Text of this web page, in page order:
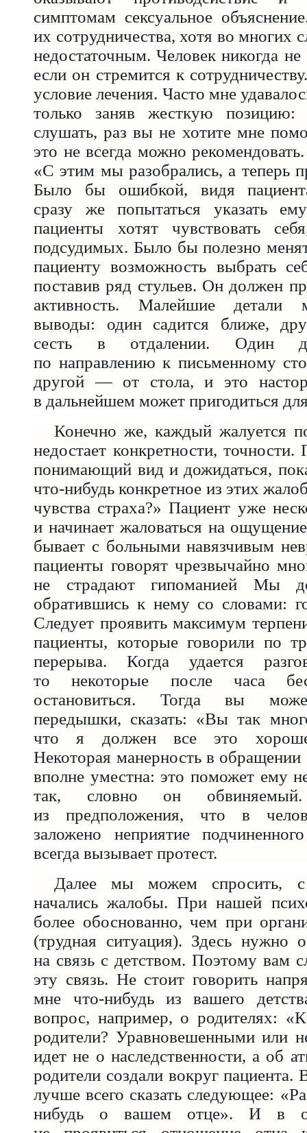
симптомам сексуальное
их сотрудничества, хотя во многих
недостаточным. Человек никогда не
если он стремится к
условие лечения. Часто мне
только заняв жесткую
слушать, раз вы не хотите мне
это не всегда можно
«С этим мы разобрались, а теперь
Было бы ошибкой, видя
сразу же попытаться указать
пациенты хотят чувствовать
подсудимых. Было бы полезно
пациенту возможность выбрать
поставив ряд стульев. Он должен
активность. Малейшие детали
выводы: один садится ближе,
сесть в отдалении. Один
по направлению к письменному
другой — от стола, и это
в дальнейшем может пригодиться
Конечно же, каждый жалуется
недостает конкретности, точности.
понимающий вид и дожидаться,
что-нибудь конкретное из этих
чувства страха?» Пациент уже
и начинает жаловаться на
бывает с больными навязчивым
пациенты говорят чрезвычайно
не страдают гипоманией Мы
обратившись к нему со словами:
Следует проявить максимум
пациенты, которые говорили по
перерыва. Когда удается
то некоторые после часа
остановиться. Тогда вы
передышки, сказать: «Вы так
что я должен все это
Некоторая манерность в обращении
вполне уместна: это поможет ему
так, словно он
из предположения, что в
заложено неприятие
всегда вызывает протест.
Далее мы можем спросить, с
начались жалобы. При нашей
более обоснованно, чем при
(трудная ситуация). Здесь нужно
на связь с детством. Поэтому вам
эту связь. Не стоит говорить
мне что-нибудь из вашего
вопрос, например, о родителях:
родители? Уравновешенными или
идет не о наследственности, а об
родители создали вокруг пациента.
лучше всего сказать следующее:
нибудь о вашем отце». И в